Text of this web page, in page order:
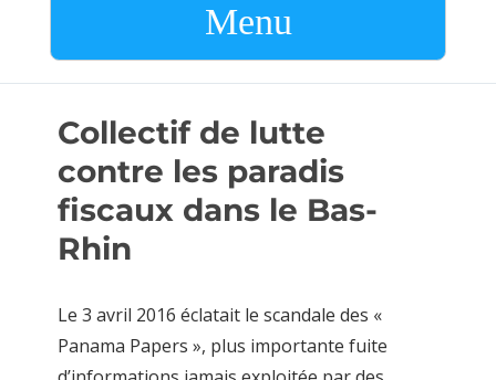
Menu
Collectif de lutte
contre les paradis
fiscaux dans le Bas-
Rhin
Le 3 avril 2016 éclatait le scandale des «
Panama Papers », plus importante fuite